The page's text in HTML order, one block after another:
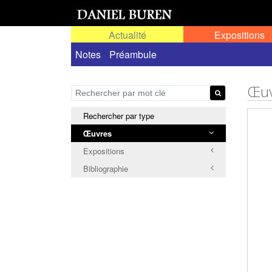
Actualité Expositions
Œuvres permanentes dans l'espace public ou
Notes
Préambule
Rechercher par type
Œuvres
Expositions
Bibliographie